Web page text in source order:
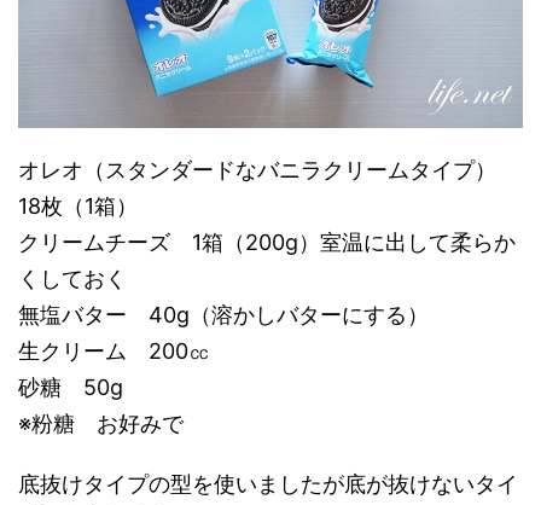
オレオ（スタンダードなバニラクリームタイプ）
18枚（1箱）
クリームチーズ 1箱（200g）室温に出して柔らか
くしておく
無塩バター 40g（溶かしバターにする）
生クリーム 200㏄
砂糖 50g
※粉糖 お好みで
底抜けタイプの型を使いましたが底が抜けないタイ